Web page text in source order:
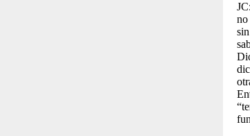
JC:
no